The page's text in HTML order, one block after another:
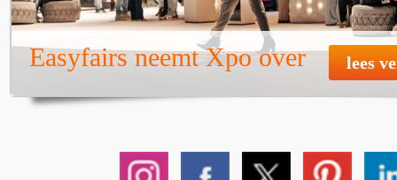
Easyfairs neemt Xpo over lees